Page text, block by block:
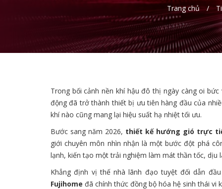
Trang chủ
Trong bối cảnh nền khí hậu đô thị ngày càng oi
động đã trở thành thiết bị ưu tiên hàng đầu của
khí nào cũng mang lại hiệu suất hạ nhiệt tối ưu.
Bước sang năm 2026, thiết kế hướng gió trực
giới chuyên môn nhìn nhận là một bước đột phá
lạnh, kiến tạo một trải nghiệm làm mát thần tốc, dịu
Khẳng định vị thế nhà lãnh đạo tuyệt đối dẫn
Fujihome đã chính thức đồng bộ hóa hệ sinh thái